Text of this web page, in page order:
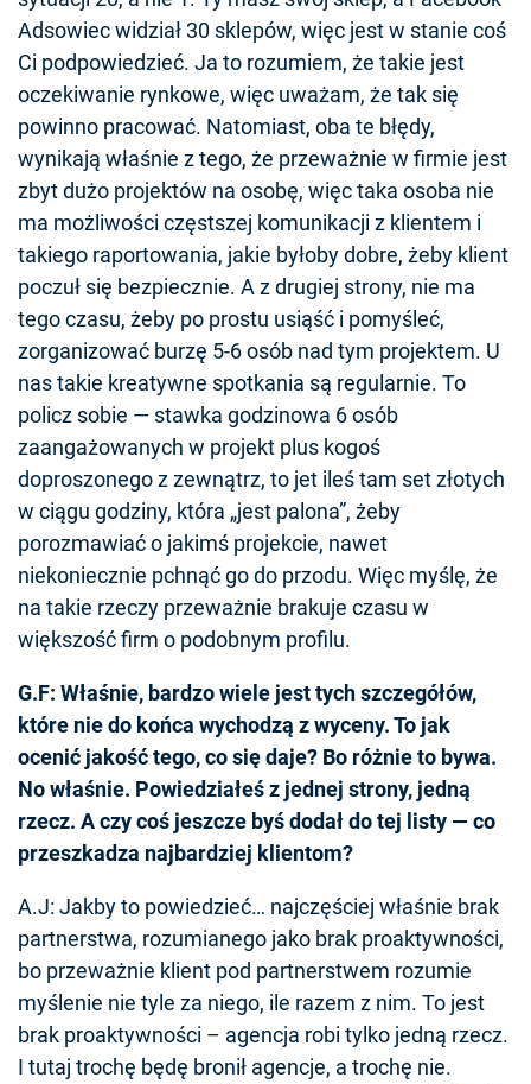
Adsowiec widział 30 sklepów, więc jest w stanie coś
Ci podpowiedzieć. Ja to rozumiem, że takie jest
oczekiwanie rynkowe, więc uważam, że tak się
powinno pracować. Natomiast, oba te błędy,
wynikają właśnie z tego, że przeważnie w firmie jest
zbyt dużo projektów na osobę, więc taka osoba nie
ma możliwości częstszej komunikacji z klientem i
takiego raportowania, jakie byłoby dobre, żeby klient
poczuł się bezpiecznie. A z drugiej strony, nie ma
tego czasu, żeby po prostu usiąść i pomyśleć,
zorganizować burzę 5-6 osób nad tym projektem. U
nas takie kreatywne spotkania są regularnie. To
policz sobie — stawka godzinowa 6 osób
zaangażowanych w projekt plus kogoś
doproszonego z zewnątrz, to jet ileś tam set złotych
w ciągu godziny, która „jest palona”, żeby
porozmawiać o jakimś projekcie, nawet
niekoniecznie pchnąć go do przodu. Więc myślę, że
na takie rzeczy przeważnie brakuje czasu w
większość firm o podobnym profilu.
G.F: Właśnie, bardzo wiele jest tych szczegółów,
które nie do końca wychodzą z wyceny. To jak
ocenić jakość tego, co się daje? Bo różnie to bywa.
No właśnie. Powiedziałeś z jednej strony, jedną
rzecz. A czy coś jeszcze byś dodał do tej listy — co
przeszkadza najbardziej klientom?
A.J: Jakby to powiedzieć… najczęściej właśnie brak
partnerstwa, rozumianego jako brak proaktywności,
bo przeważnie klient pod partnerstwem rozumie
myślenie nie tyle za niego, ile razem z nim. To jest
brak proaktywności – agencja robi tylko jedną rzecz.
I tutaj trochę będę bronił agencje, a trochę nie.